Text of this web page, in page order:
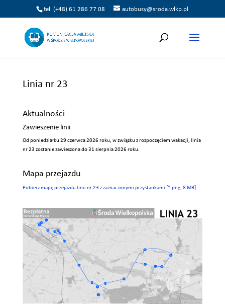
tel. (+48) 61 286 77 08 autobusy@sroda.wlkp.pl
Linia nr 23
Aktualności
Zawieszenie linii
Od poniedziałku 29 czerwca 2026 roku, w związku z rozpoczęciem wakacji, linia
nr 23 zostanie zawieszona do 31 sierpnia 2026 roku.
Mapa przejazdu
Pobierz mapę przejazdu linii nr 23 z zaznaczonymi przystankami [*.png, 8 MB]